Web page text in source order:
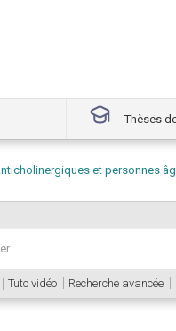
Thèses
et personnes
Tuto vidéo Recherche avancée